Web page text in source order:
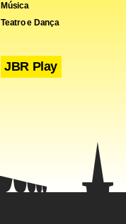
Música
Teatro e Dança
JBR Play